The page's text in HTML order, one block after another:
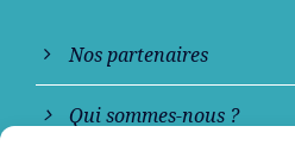
Nos partenaires
Qui sommes-nous ?